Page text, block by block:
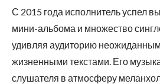
С 2015 года исполнитель успел
мини-альбома и множество
удивляя аудиторию
жизненными текстами. Его
слушателя в атмосферу